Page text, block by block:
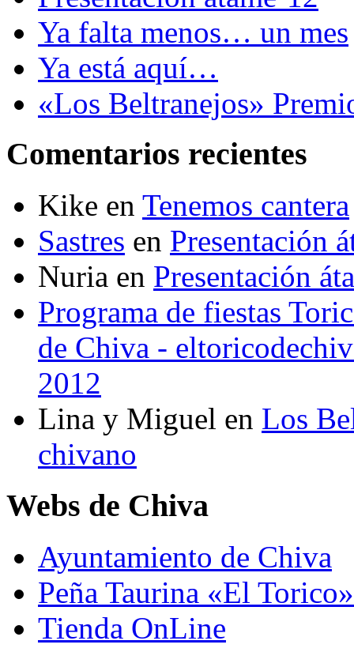
Ya falta menos… un mes
Ya está aquí…
«Los Beltranejos»
Comentarios recientes
Kike en Tenemos cantera
Sastres en Presentación
Nuria en Presentación
Programa de fiestas
de Chiva -
2012
Lina y Miguel en Los
chivano
Webs de Chiva
Ayuntamiento de Chiva
Peña Taurina «El Torico»
Tienda OnLine